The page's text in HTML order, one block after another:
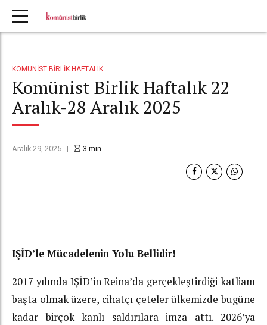
KOMÜNIST BIRLIK HAFTALIK
Komünist Birlik Haftalık 22
Aralık-28 Aralık 2025
Aralık 29, 2025 3 min
IŞİD’le Mücadelenin Yolu Bellidir!
2017 yılında IŞİD’in Reina’da gerçekleştirdiği katliam
başta olmak üzere, cihatçı çeteler ülkemizde bugüne
kadar birçok kanlı saldırılara imza attı. 2026’ya